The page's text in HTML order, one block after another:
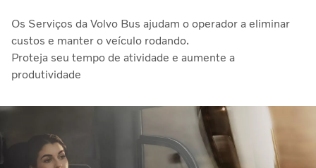
Os Serviços da Volvo Bus ajudam o operador a eliminar
custos e manter o veículo rodando.
Proteja seu tempo de atividade e aumente a
produtividade